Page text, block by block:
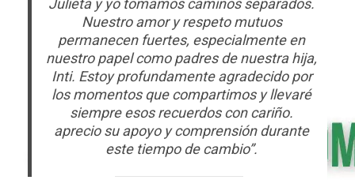
Julieta y yo tomamos caminos separados.
Nuestro amor y respeto mutuos
permanecen fuertes, especialmente en
nuestro papel como padres de nuestra hija,
Inti. Estoy profundamente agradecido por
los momentos que compartimos y llevaré
siempre esos recuerdos con cariño.
aprecio su apoyo y comprensión durante
este tiempo de cambio”.